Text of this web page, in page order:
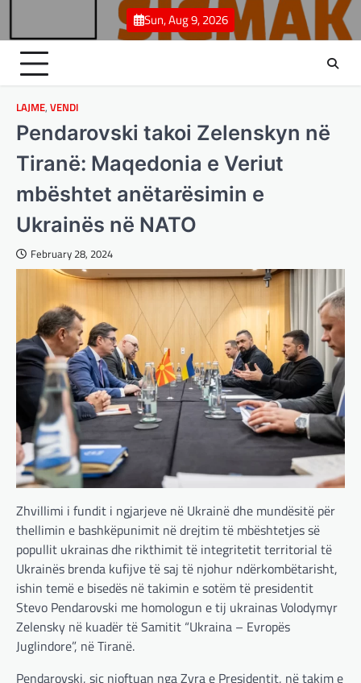
content
Sun, Aug 9, 2026
LAJME, VENDI
Pendarovski takoi Zelenskyn në
Tiranë: Maqedonia e Veriut
mbështet anëtarësimin e
Ukrainës në NATO
February 28, 2024
Zhvillimi i fundit i ngjarjeve në Ukrainë dhe mundësitë për
thellimin e bashkëpunimit në drejtim të mbështetjes së
popullit ukrainas dhe rikthimit të integritetit territorial të
Ukrainës brenda kufijve të saj të njohur ndërkombëtarisht,
ishin temë e bisedës në takimin e sotëm të presidentit
Stevo Pendarovski me homologun e tij ukrainas Volodymyr
Zelensky në kuadër të Samitit “Ukraina – Evropës
Juglindore”, në Tiranë.
Pendarovski, siç njoftuan nga Zyra e Presidentit, në takim e